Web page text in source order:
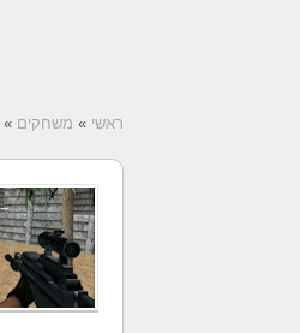
ראשי » משחקים »